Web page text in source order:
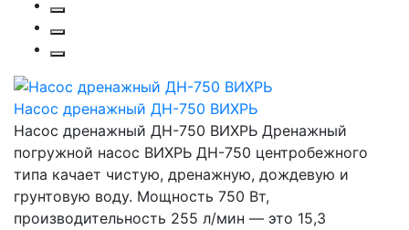
Насос дренажный ДН-750 ВИХРЬ
Насос дренажный ДН-750 ВИХРЬ Дренажный
погружной насос ВИХРЬ ДН-750 центробежного
типа качает чистую, дренажную, дождевую и
грунтовую воду. Мощность 750 Вт,
производительность 255 л/мин — это 15,3